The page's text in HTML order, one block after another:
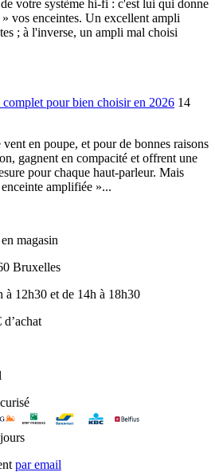
votre système hi-fi : c'est lui qui donne
vos enceintes. Un excellent ampli
; à l'inverse, un ampli mal choisi
pour bien choisir en 2026 14
en poupe, et pour de bonnes raisons
gagnent en compacité et offrent une
pour chaque haut-parleur. Mais
amplifiée »...
magasin
Bruxelles
à 12h30 et de 14h à 18h30
par email